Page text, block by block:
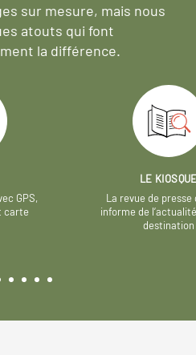
sur mesure, mais nous
atouts qui font
la différence.
GPS,
carte
LE
La revue de presse
informe de
destination